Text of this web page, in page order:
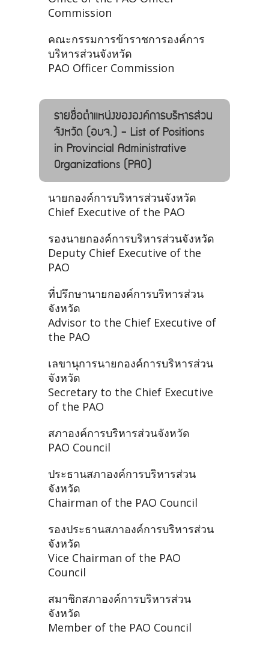
Commission
คณะกรรมการข้าราชการองค์การ
บริหารส่วนจังหวัด
PAO Officer Commission
รายชื่อตำแหน่งขององค์การบริหารส่วน
จังหวัด (อบจ.) - List of Positions
in Provincial Administrative
Organizations (PAO)
นายกองค์การบริหารส่วนจังหวัด
Chief Executive of the PAO
รองนายกองค์การบริหารส่วนจังหวัด
Deputy Chief Executive of the
PAO
ที่ปรึกษานายกองค์การบริหารส่วน
จังหวัด
Advisor to the Chief Executive of
the PAO
เลขานุการนายกองค์การบริหารส่วน
จังหวัด
Secretary to the Chief Executive
of the PAO
สภาองค์การบริหารส่วนจังหวัด
PAO Council
ประธานสภาองค์การบริหารส่วน
จังหวัด
Chairman of the PAO Council
รองประธานสภาองค์การบริหารส่วน
จังหวัด
Vice Chairman of the PAO
Council
สมาชิกสภาองค์การบริหารส่วน
จังหวัด
Member of the PAO Council